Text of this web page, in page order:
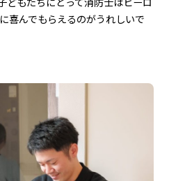
喜んでもらえるのがうれしいで